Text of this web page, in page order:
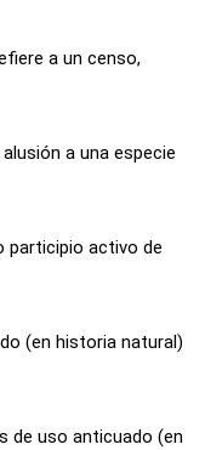
a un censo,
a una especie
participio activo de
(en historia natural)
de uso anticuado (en